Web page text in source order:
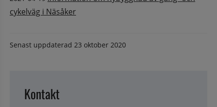
cykelväg i Näsåker
Senast uppdaterad 23 oktober 2020
Kontakt